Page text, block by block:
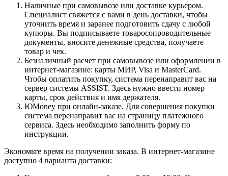
Наличные при самовывозе или доставке курьером.
Специалист свяжется с вами в день доставки, чтобы
уточнить время и заранее подготовить сдачу с любой
купюры. Вы подписываете товаросопроводительные
документы, вносите денежные средства, получаете
товар и чек.
Безналичный расчет при самовывозе или оформлении в
интернет-магазине: карты МИР, Visa и MasterCard.
Чтобы оплатить покупку, система перенаправит вас на
сервер системы ASSIST. Здесь нужно ввести номер
карты, срок действия и имя держателя.
ЮMoney при онлайн-заказе. Для совершения покупки
система перенаправит вас на страницу платежного
сервиса. Здесь необходимо заполнить форму по
инструкции.
Экономьте время на получении заказа. В интернет-магазине
доступно 4 варианта доставки: